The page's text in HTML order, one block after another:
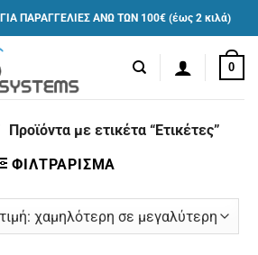
ΠΑΡΑΓΓΕΛΙΕΣ ΑΝΩ ΤΩΝ 100€ (έως 2 κιλά)
0
Προϊόντα με ετικέτα “Ετικέτες”
ΦΙΛΤΡΑΡΙΣΜΑ